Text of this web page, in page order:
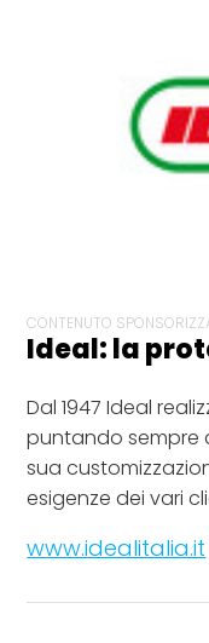
CONTENUTO
Ideal: la
Dal 1947 Ideal
puntando sempre
sua
esigenze dei vari
www.idealitalia.it